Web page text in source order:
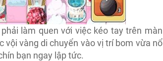
làm quen với việc kéo tay trên màn
vội vàng di chuyển vào vị trí bom vừa nổ
bạn ngay lập tức.